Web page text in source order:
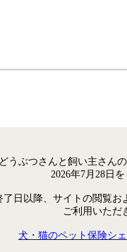
どうぶつさんと飼い主さん
2026年7月28日
了日以降、サイトの閲覧お
ご利用いただ
犬・猫のペット保険シ